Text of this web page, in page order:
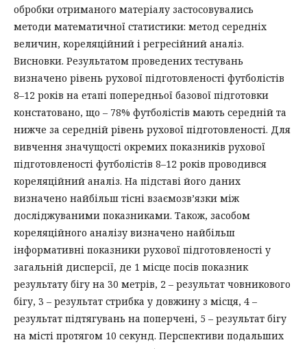
обробки отриманого матеріалу застосовувались
методи математичної статистики: метод середніх
величин, кореляційний і регресійний аналіз.
Висновки. Результатом проведених тестувань
визначено рівень рухової підготовленості футболістів
8–12 років на етапі попередньої базової підготовки
констатовано, що – 78% футболістів мають середній та
нижче за середній рівень рухової підготовленості. Для
вивчення значущості окремих показників рухової
підготовленості футболістів 8–12 років проводився
кореляційний аналіз. На підставі його даних
визначено найбільш тісні взаємозв’язки між
досліджуваними показниками. Також, засобом
кореляційного аналізу визначено найбільш
інформативні показники рухової підготовленості у
загальній дисперсії, де 1 місце посів показник
результату бігу на 30 метрів, 2 – результат човникового
бігу, 3 – результат стрибка у довжину з місця, 4 –
результат підтягувань на поперчені, 5 – результат бігу
на місті протягом 10 секунд. Перспективи подальших